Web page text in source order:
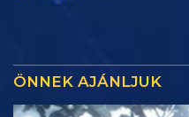
ÖNNEK AJÁNLJUK